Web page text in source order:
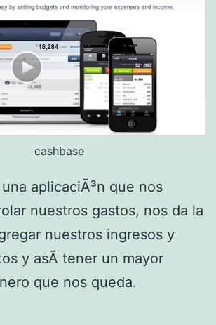
d
e
C
h
r
o
m
e
cashbase
aplicaciÃ³n que nos
nuestros gastos, nos da la
nuestros ingresos y
y asÃ­ tener un mayor
que nos queda.